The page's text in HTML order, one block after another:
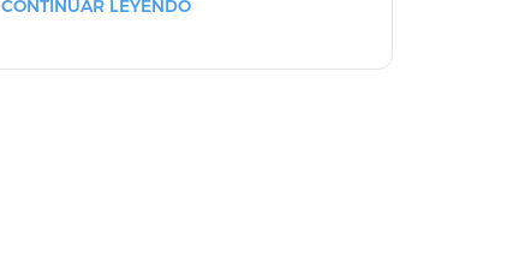
CONTINUAR LEYENDO